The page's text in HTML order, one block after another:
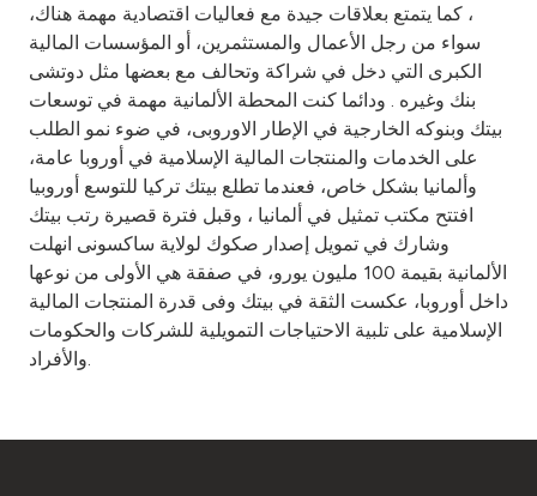
، كما يتمتع بعلاقات جيدة مع فعاليات اقتصادية مهمة هناك،
سواء من رجل الأعمال والمستثمرين، أو المؤسسات المالية
الكبرى التي دخل في شراكة وتحالف مع بعضها مثل دوتشى
بنك وغيره . ودائما كنت المحطة الألمانية مهمة في توسعات
بيتك وبنوكه الخارجية في الإطار الاوروبى، في ضوء نمو الطلب
على الخدمات والمنتجات المالية الإسلامية في أوروبا عامة،
وألمانيا بشكل خاص، فعندما تطلع بيتك تركيا للتوسع أوروبيا
افتتح مكتب تمثيل في ألمانيا ، وقبل فترة قصيرة رتب بيتك
وشارك في تمويل إصدار صكوك لولاية ساكسونى انهلت
الألمانية بقيمة 100 مليون يورو، في صفقة هي الأولى من نوعها
داخل أوروبا، عكست الثقة في بيتك وفى قدرة المنتجات المالية
الإسلامية على تلبية الاحتياجات التمويلية للشركات والحكومات
والأفراد.